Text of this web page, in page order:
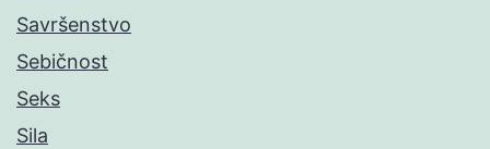
Savršenstvo
Sebičnost
Seks
Sila